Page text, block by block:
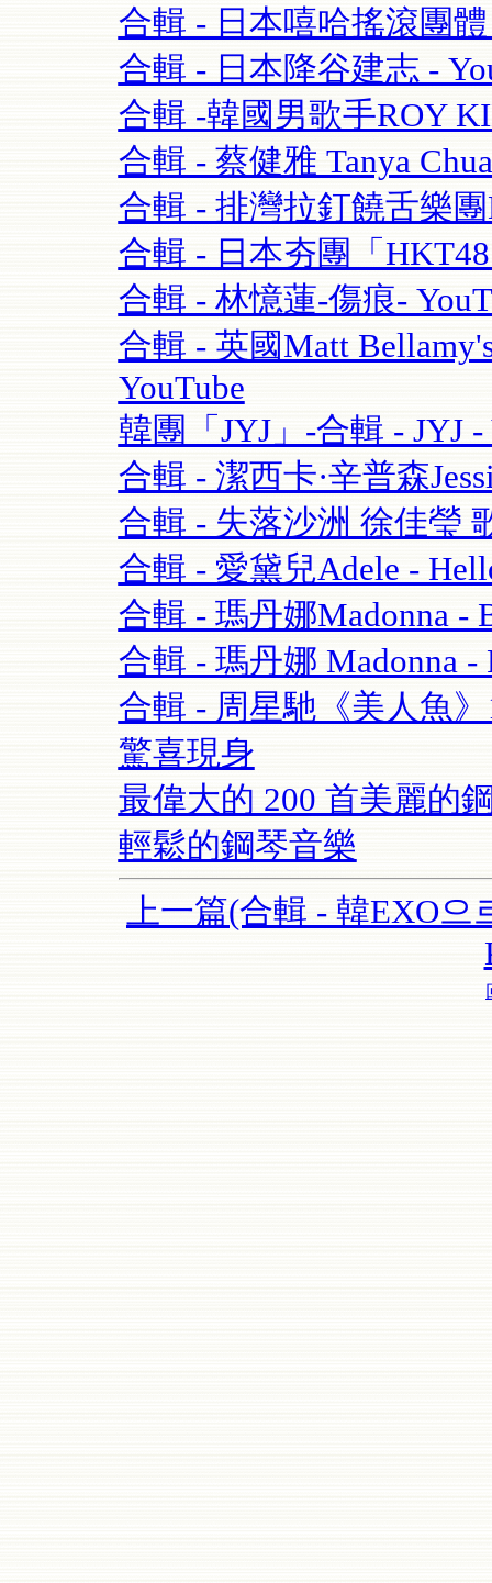
合輯 - 日本嘻哈搖滾團體
合輯 - 日本降谷建志 -
合輯 -韓國男歌手ROY
合輯 - 蔡健雅 Tanya
合輯 - 排灣拉釘饒舌樂
合輯 - 日本夯團「
合輯 - 林憶蓮-傷痕-
合輯 - 英國Matt
YouTube
韓團「JYJ」-合輯 - JYJ -
合輯 - 潔西卡·辛普森
合輯 - 失落沙洲 徐佳瑩
合輯 - 愛黛兒Adele -
合輯 - 瑪丹娜Madonna -
合輯 - 瑪丹娜 Madonna -
合輯 - 周星馳《美人魚
驚喜現身
最偉大的 200 首美麗的
輕鬆的鋼琴音樂
上一篇(合輯 - 韓EXO으